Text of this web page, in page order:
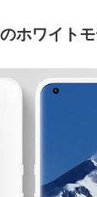
ホワイト